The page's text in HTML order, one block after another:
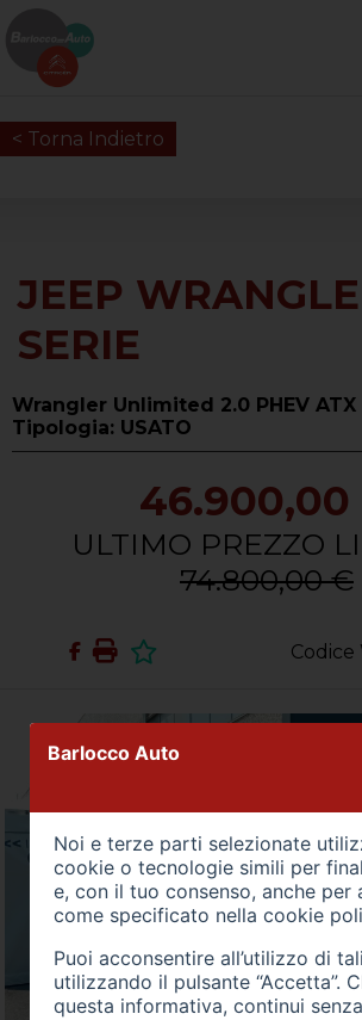
< Torna Indietro
Codice
JEEP
SERIE
Wrangler Unlimited 2.0 PHEV ATX
Tipologia: USATO
ULTIMO PREZZO
74.800,00 €
Barlocco Auto
Noi e terze parti selezionate
cookie o tecnologie simili per
e, con il tuo consenso, anche per
come specificato nella cookie
Puoi acconsentire all’utilizzo di
utilizzando il pulsante “Accetta”.
questa informativa, continui